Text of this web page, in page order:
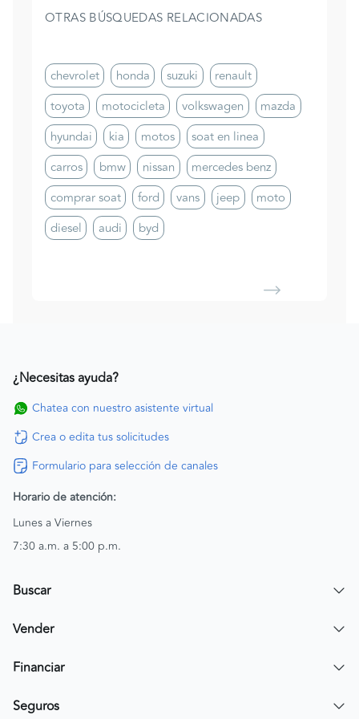
OTRAS BÚSQUEDAS RELACIONADAS
chevrolet honda suzuki
renault
toyota
motocicleta volkswagen
mazda
hyundai
kia motos
soat en linea
carros
bmw nissan
mercedes benz
comprar soat
ford vans jeep
moto
diesel
audi byd
¿Necesitas ayuda?
Chatea con nuestro asistente virtual
Crea o edita tus solicitudes
Formulario para selección de canales
Horario de atención:
Lunes a Viernes
7:30 a.m. a 5:00 p.m.
Buscar
Encuentra un carro
Vender
Publicar mi vehículo
Financiar
Simular crédito
Seguros